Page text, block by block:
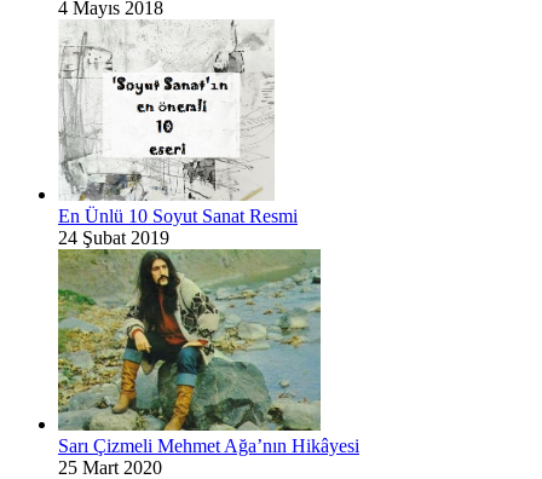
4 Mayıs 2018
En Ünlü 10 Soyut Sanat Resmi
24 Şubat 2019
Sarı Çizmeli Mehmet Ağa’nın Hikâyesi
25 Mart 2020